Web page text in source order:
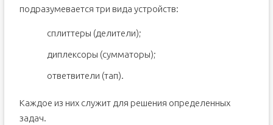
подразумевается три вида устройств:
сплиттеры (делители);
диплексоры (сумматоры);
ответвители (тап).
Каждое из них служит для решения определенных
задач.